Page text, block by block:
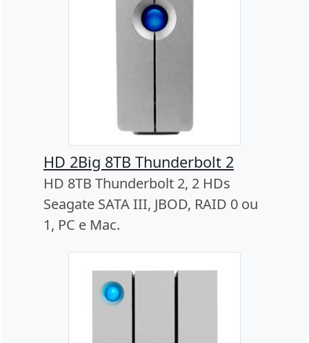
HD 2Big 8TB Thunderbolt 2
HD 8TB Thunderbolt 2, 2 HDs
Seagate SATA III, JBOD, RAID 0 ou
1, PC e Mac.